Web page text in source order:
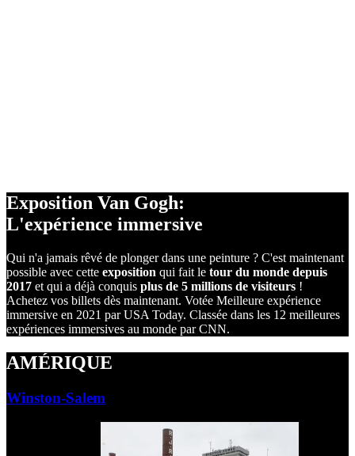
Exposition Van Gogh:
L'expérience immersive
Qui n'a jamais rêvé de plonger dans une peinture ? C'est maintenant
possible avec cette exposition qui fait le tour du monde depuis
2017 et qui a déjà conquis plus de 5 millions de visiteurs !
Achetez vos billets dès maintenant. Votée Meilleure expérience
immersive en 2021 par USA Today. Classée dans les 12 meilleures
expériences immersives au monde par CNN.
AMÉRIQUE
Winston-Salem